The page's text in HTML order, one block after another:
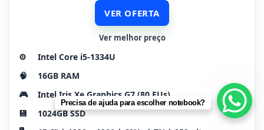
VER OFERTA
Ver melhor preço
⚙️
Intel Core i5-1334U
🧠
16GB RAM
🎮
Intel Iris Xe Graphics G7 (80 EUs)
💾
1024GB SSD
Precisa de ajuda para escolher notebook?